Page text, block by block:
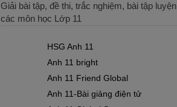
Giải bài tập, đề thi, trắc nghiệm, bài tập luyện
các môn học Lớp 11
HSG Anh 11
Anh 11 bright
Anh 11 Friend Global
Anh 11-Bài giảng điện tử